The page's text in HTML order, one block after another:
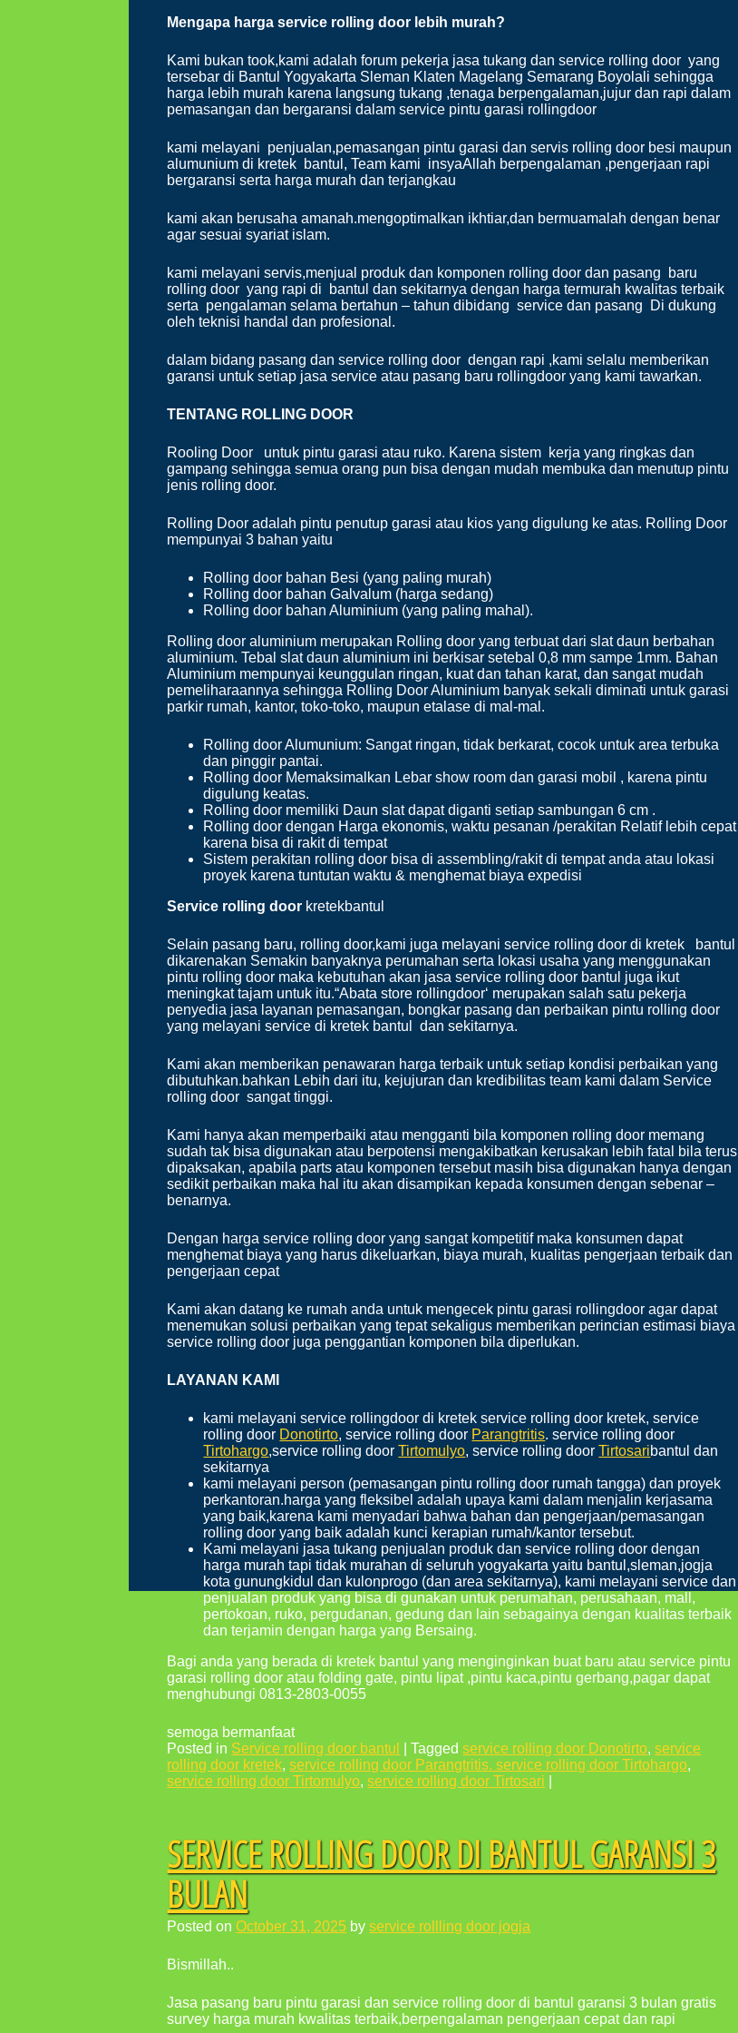
Mengapa hargaservice rolling door lebih murah?
Kami bukan took,kami adalah forum pekerja jasa tukang dan service rolling door yang
tersebar di Bantul Yogyakarta Sleman Klaten Magelang Semarang Boyolali sehingga
harga lebih murah karena langsung tukang ,tenaga berpengalaman,jujur dan rapi dalam
pemasangan dan bergaransi dalam service pintu garasi rollingdoor
kami melayani penjualan,pemasangan pintu garasi dan servis rolling door besi maupun
alumunium di kretek bantul, Team kami insyaAllah berpengalaman ,pengerjaan rapi
bergaransi serta harga murah dan terjangkau
kami akan berusaha amanah.mengoptimalkan ikhtiar,dan bermuamalah dengan benar
agar sesuai syariat islam.
kami melayani servis,menjual produk dan komponen rolling door dan pasang baru
rolling door yang rapi di bantul dan sekitarnya dengan harga termurah kwalitas terbaik
serta pengalaman selama bertahun – tahun dibidang service dan pasang Di dukung
oleh teknisi handal dan profesional.
dalam bidang pasang dan service rolling door dengan rapi ,kami selalu memberikan
garansi untuk setiap jasa service atau pasang baru rollingdoor yang kami tawarkan.
TENTANG ROLLING DOOR
Rooling Door untuk pintu garasi atau ruko. Karena sistem kerja yang ringkas dan
gampang sehingga semua orang pun bisa dengan mudah membuka dan menutup pintu
jenis rolling door.
Rolling Door adalah pintu penutup garasi atau kios yang digulung ke atas. Rolling Door
mempunyai 3 bahan yaitu
Rolling door bahan Besi (yang paling murah)
Rolling door bahan Galvalum (harga sedang)
Rolling door bahan Aluminium (yang paling mahal).
Rolling door aluminium merupakan Rolling door yang terbuat dari slat daun berbahan
aluminium. Tebal slat daun aluminium ini berkisar setebal 0,8 mm sampe 1mm. Bahan
Aluminium mempunyai keunggulan ringan, kuat dan tahan karat, dan sangat mudah
pemeliharaannya sehingga Rolling Door Aluminium banyak sekali diminati untuk garasi
parkir rumah, kantor, toko-toko, maupun etalase di mal-mal.
Rolling door Alumunium: Sangat ringan, tidak berkarat, cocok untuk area terbuka
dan pinggir pantai.
Rolling door Memaksimalkan Lebar show room dan garasi mobil , karena pintu
digulung keatas.
Rolling door memiliki Daun slat dapat diganti setiap sambungan 6 cm .
Rolling door dengan Harga ekonomis, waktu pesanan /perakitan Relatif lebih cepat
karena bisa di rakit di tempat
Sistem perakitan rolling door bisa di assembling/rakit di tempat anda atau lokasi
proyek karena tuntutan waktu & menghemat biaya expedisi
Service rolling door kretekbantul
Selain pasang baru, rolling door,kami juga melayani service rolling door di kretek bantul
dikarenakan Semakin banyaknya perumahan serta lokasi usaha yang menggunakan
pintu rolling door maka kebutuhan akan jasa service rolling door bantul juga ikut
meningkat tajam untuk itu.“Abata store rollingdoor‘ merupakan salah satu pekerja
penyedia jasa layanan pemasangan, bongkar pasang dan perbaikan pintu rolling door
yang melayani service di kretek bantul dan sekitarnya.
Kami akan memberikan penawaran harga terbaik untuk setiap kondisi perbaikan yang
dibutuhkan.bahkan Lebih dari itu, kejujuran dan kredibilitas team kami dalam Service
rolling door sangat tinggi.
Kami hanya akan memperbaiki atau mengganti bila komponen rolling door memang
sudah tak bisa digunakan atau berpotensi mengakibatkan kerusakan lebih fatal bila terus
dipaksakan, apabila parts atau komponen tersebut masih bisa digunakan hanya dengan
sedikit perbaikan maka hal itu akan disampikan kepada konsumen dengan sebenar –
benarnya.
Dengan harga service rolling door yang sangat kompetitif maka konsumen dapat
menghemat biaya yang harus dikeluarkan, biaya murah, kualitas pengerjaan terbaik dan
pengerjaan cepat
Kami akan datang ke rumah anda untuk mengecek pintu garasi rollingdoor agar dapat
menemukan solusi perbaikan yang tepat sekaligus memberikan perincian estimasi biaya
service rolling door juga penggantian komponen bila diperlukan.
LAYANAN KAMI
kami melayani service rollingdoor di kretek service rolling door kretek, service
rolling door Donotirto, service rolling door Parangtritis. service rolling door
Tirtohargo,service rolling doorTirtomulyo, service rolling doorTirtosaribantul dan
sekitarnya
kami melayani person (pemasangan pintu rolling door rumah tangga) dan proyek
perkantoran.harga yang fleksibel adalah upaya kami dalam menjalin kerjasama
yang baik,karena kami menyadari bahwa bahan dan pengerjaan/pemasangan
rolling door yang baik adalah kunci kerapian rumah/kantor tersebut.
Kami melayani jasa tukang penjualan produk dan service rolling door dengan
harga murah tapi tidak murahan di seluruh yogyakarta yaitu bantul,sleman,jogja
kota gunungkidul dan kulonprogo (dan area sekitarnya), kami melayani service dan
penjualan produk yang bisa di gunakan untuk perumahan, perusahaan, mall,
pertokoan, ruko, pergudanan, gedung dan lain sebagainya dengan kualitas terbaik
dan terjamin dengan harga yang Bersaing.
Bagi anda yang berada di kretek bantul yang menginginkan buat baru atau service pintu
garasi rolling door atau folding gate, pintu lipat ,pintu kaca,pintu gerbang,pagar dapat
menghubungi 0813-2803-0055
semoga bermanfaat
Posted in Service rolling door bantul |Taggedservice rolling door Donotirto,service
rolling door kretek,service rolling door Parangtritis. service rolling door Tirtohargo,
service rolling door Tirtomulyo,service rolling door Tirtosari
SERVICE ROLLING DOOR DI BANTUL GARANSI 3
BULAN
Posted onOctober 31, 2025 byservice rollling door jogja
Bismillah..
Jasa pasang baru pintu garasi dan service rolling door di bantul garansi 3 bulan gratis
survey harga murah kwalitas terbaik,berpengalaman pengerjaan cepat dan rapi